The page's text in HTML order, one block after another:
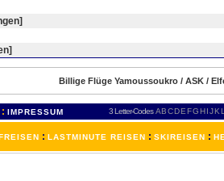
Billige Flüge Yamoussoukro / ASK /
: IMPRESSUM 3 Letter-Codes ABCDEFGH IJKL
: LASTMINUTE REISEN : SKIREISEN :